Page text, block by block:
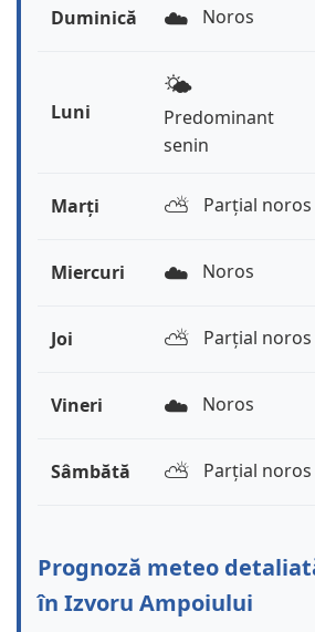
Duminică ☁️ Noros
Luni
🌤️
Predominant
senin
Marți ⛅️ Parțial noros
Miercuri ☁️ Noros
Joi ⛅️ Parțial noros
Vineri ☁️ Noros
Sâmbătă ⛅️ Parțial noros
Prognoză meteo
în Izvoru Ampoiului